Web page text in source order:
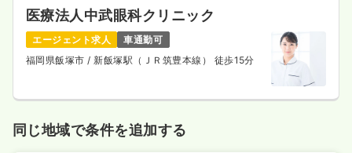
医療法人中武眼科クリニック
エージェント求人
車通勤可
福岡県飯塚市 / 新飯塚駅（ＪＲ筑豊本線） 徒歩15分
同じ地域で条件を追加する